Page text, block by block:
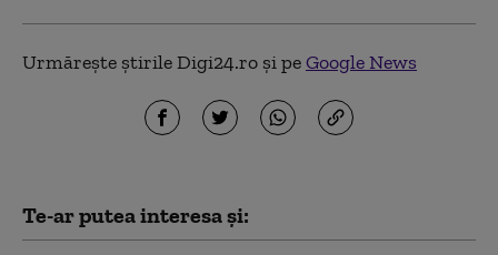
Urmărește știrile Digi24.ro și peGoogle News
Te-ar putea interesa și: